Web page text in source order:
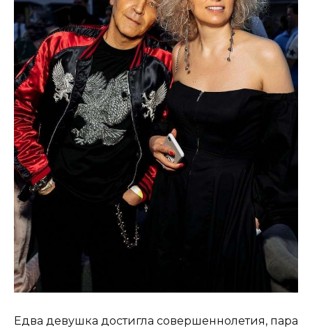
Едва девушка достигла совершеннолетия, пара